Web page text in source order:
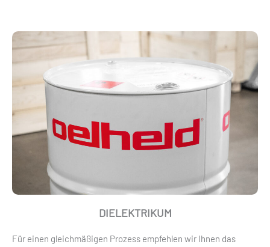
DIELEKTRIKUM
Für einen gleichmäßigen Prozess empfehlen wir Ihnen das